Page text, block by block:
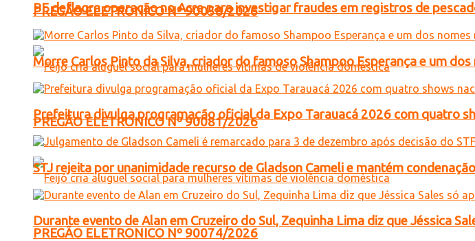
PREGÃO ELETRONICO Nº 90058/2026
PREGÃO ELETRONICO Nº 90081/2026
PREGÃO ELETRONICO Nº 90074/2026
PF deflagra operação no Acre para investigar fraudes em registros de
Morre Carlos Pinto da Silva, criador do famoso Shampoo Esperança e um
Prefeitura divulga programação oficial da Expo Tarauacá 2026 com quatro
STJ rejeita por unanimidade recurso de Gladson Cameli e mantém
Durante evento de Alan em Cruzeiro do Sul, Zequinha Lima diz que Jéssica